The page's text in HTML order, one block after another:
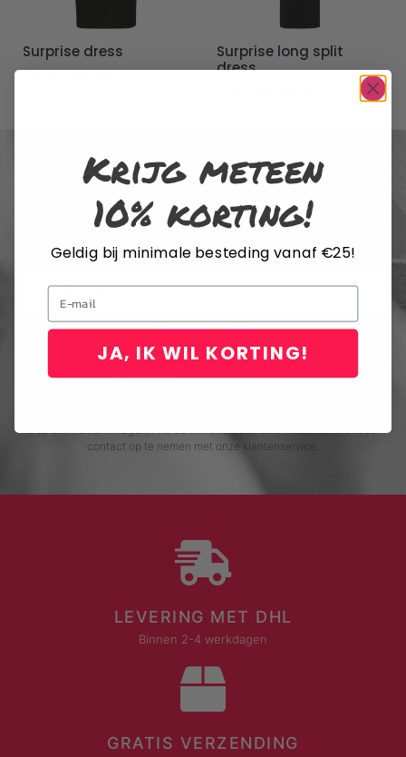
Surprise dress
Surprise long split
dress
SCHRIJF JE IN VOOR DE NIEUWSBRIEF
INSCHRIJVEN
Door me in te schrijven voor de nieuwsbrief, ga ik akkoord met het
is op elk moment mogelijk via de link onderaan elke nieuwsbrief of door
contact op te nemen met onze klantenservice.
LEVERING MET DHL
Binnen 2-4 werkdagen
GRATIS VERZENDING
Krijg meteen
10% korting!
Geldig bij minimale besteding vanaf €25!
Email
JA, IK WIL KORTING!